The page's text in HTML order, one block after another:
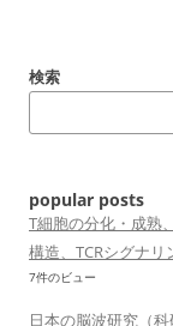
ゲ
ン
検索
popular posts
T細胞の分化・成熟
構造、TCRシグナリ
7件のビュー
日本の脳波研究（科